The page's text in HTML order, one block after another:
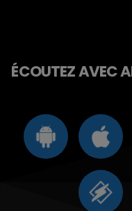
ÉCOUTEZ AVEC